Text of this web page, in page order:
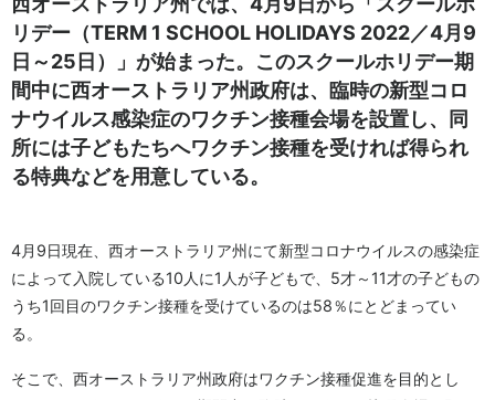
リデー（TERM 1 SCHOOL HOLIDAYS 2022／4月9
日～25日）」が始まった。このスクールホリデー期
間中に西オーストラリア州政府は、臨時の新型コロ
ナウイルス感染症のワクチン接種会場を設置し、同
所には子どもたちへワクチン接種を受ければ得られ
る特典などを用意している。
4月9日現在、西オーストラリア州にて新型コロナウイルスの感染症
によって入院している10人に1人が子どもで、5才～11才の子どもの
うち1回目のワクチン接種を受けているのは58％にとどまってい
る。
そこで、西オーストラリア州政府はワクチン接種促進を目的とし